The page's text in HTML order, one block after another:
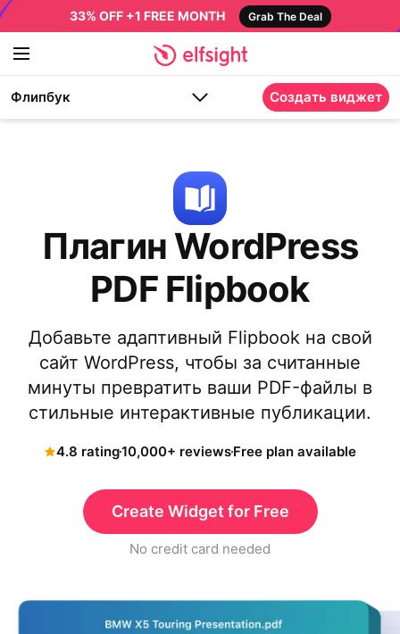
33% OFF +1 FREE MONTH Grab The Deal
Флипбук Создать виджет
Плагин WordPress
PDF Flipbook
Добавьте адаптивный Flipbook на свой
сайт WordPress, чтобы за считанные
минуты превратить ваши PDF-файлы в
стильные интерактивные публикации.
4.8 rating10,000+ reviewsFree plan available
Create Widget for Free
No credit card needed